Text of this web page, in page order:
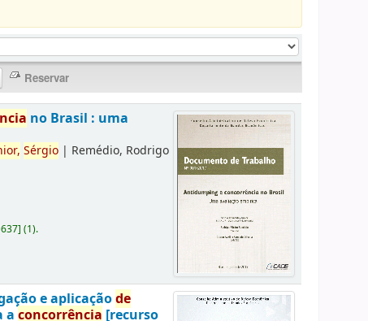
no Brasil : uma
Sérgio | Remédio, Rodrigo
](1).
e aplicaçãode
aconcorrência [recurso